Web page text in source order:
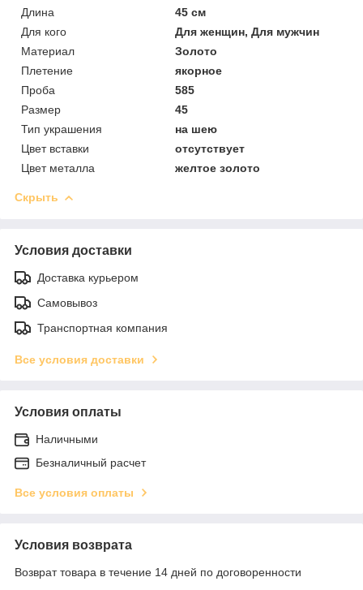
Длина
45 см
Для кого
Для женщин, Для мужчин
Материал
Золото
Плетение
якорное
Проба
585
Размер
45
Тип украшения
на шею
Цвет вставки
отсутствует
Цвет металла
желтое золото
Скрыть
Условия доставки
Доставка курьером
Самовывоз
Транспортная компания
Все условия доставки
Условия оплаты
Наличными
Безналичный расчет
Все условия оплаты
Условия возврата
Возврат товара в течение 14 дней по договоренности